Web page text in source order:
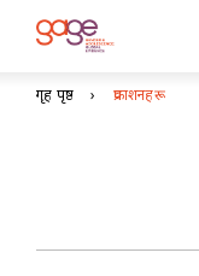
गृह पृष्ठ प्रकाशनहरू